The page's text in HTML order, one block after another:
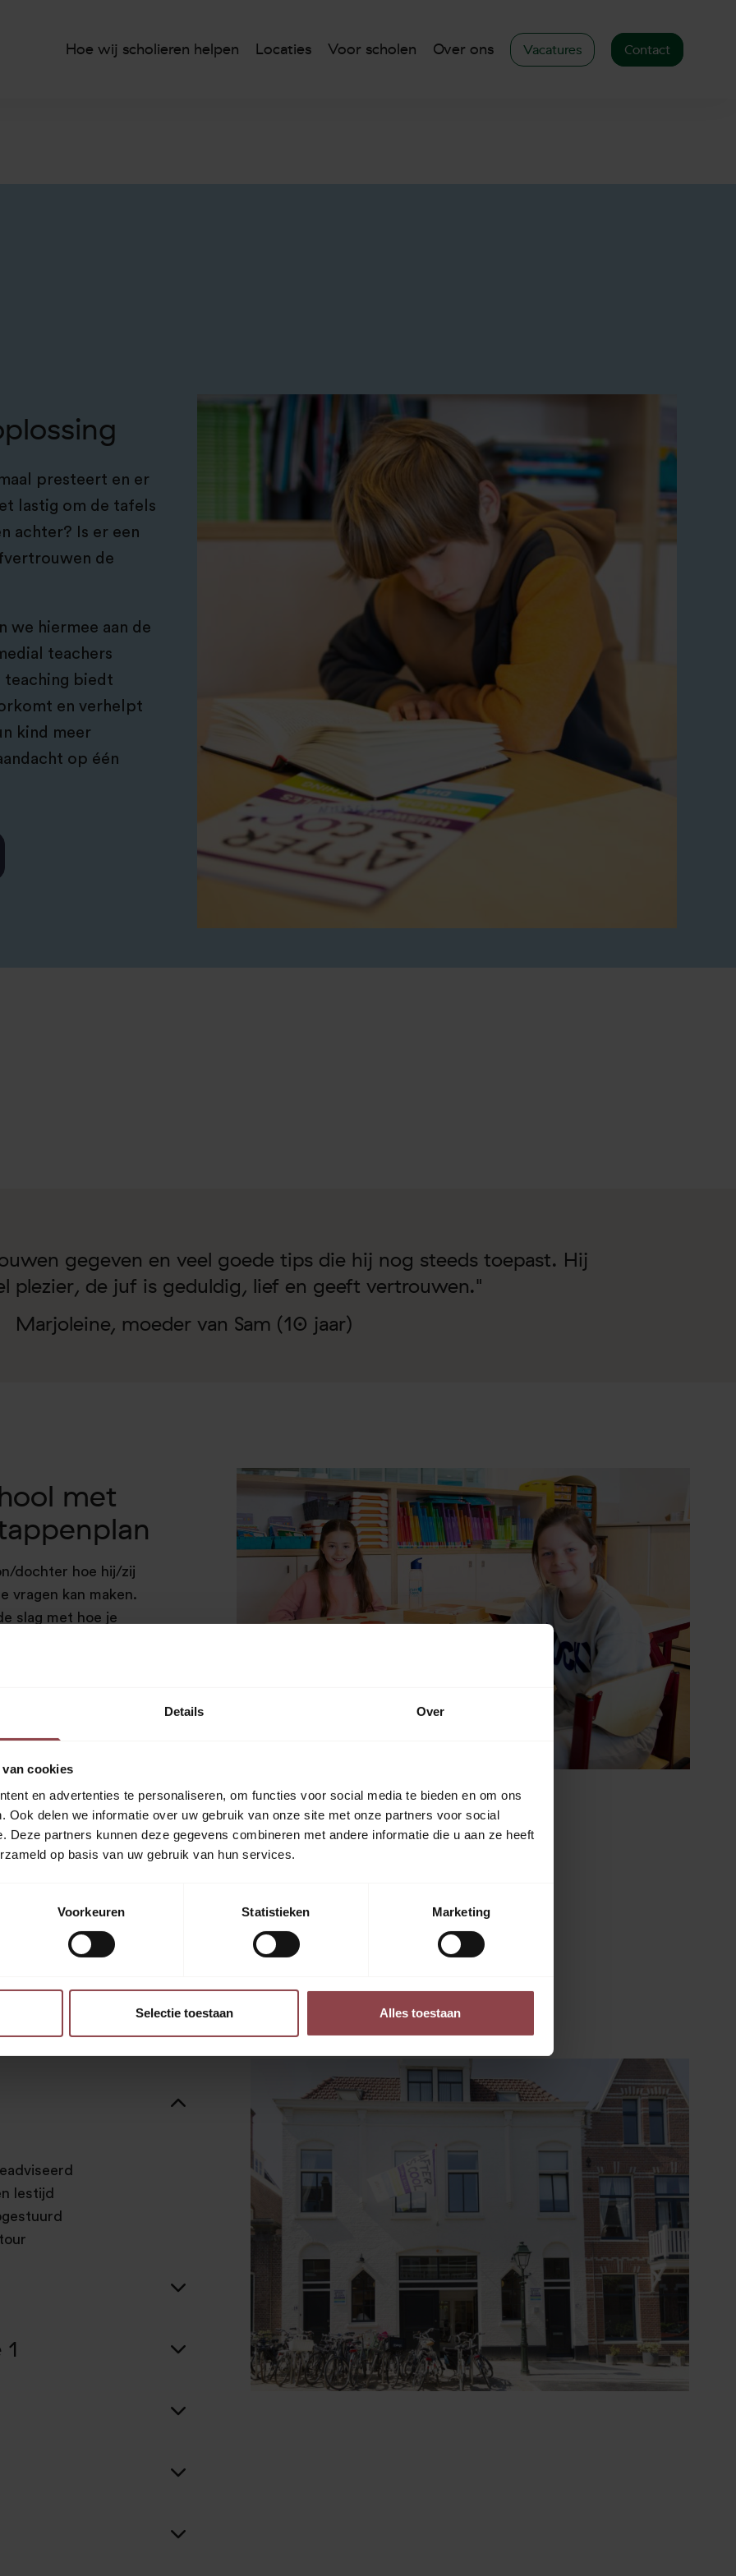
Details Over
cookies
en advertenties te personaliseren, om functies voor social media te bieden en om ons
Ook delen we informatie over uw gebruik van onze site met onze partners voor social
Deze partners kunnen deze gegevens combineren met andere informatie die u aan ze heeft
op basis van uw gebruik van hun services.
Voorkeuren Statistieken Marketing
Selectie toestaan Alles toestaan
Hoe wij scholieren helpen Locaties Voor scholen Over ons Vacatures Contact
presteert en er
lastig om de tafels
achter? Is er een
de
we hiermee aan de
teachers
teaching biedt
en verhelpt
kind meer
op één
gegeven en veel goede tips die hij nog steeds toepast. Hij
plezier, de juf is geduldig, lief en geeft vertrouwen."
Marjoleine, moeder van Sam (10 jaar)
met
dochter hoe hij/zij
vragen kan maken.
slag met hoe je
zijn. Samen kijken we
of hoe je er achter
het traject
aan technisch of
is! Uiteindelijk is
zijn of haar
en met
aan basis- en
groepjes. Daarnaast
verzorgen.
teaching traject in 10 stappen
lestijd